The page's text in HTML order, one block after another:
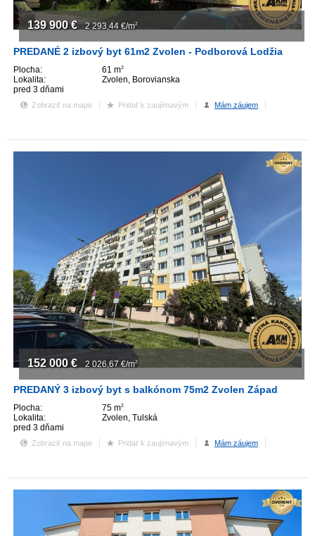
PREDANÉ 2 izbový byt 61m2 Zvolen - Podborová Lodžia
Plocha: 61 m2
Lokalita:
Zvolen, Borovianska
pred 3 dňami
139 900 € 2 293,44 €/m2
Zobraziť na mape Pridať k zaujímavým Mám záujem
PREDANÝ 3 izbový byt s balkónom 75m2 Zvolen Západ
Plocha: 75 m2
Lokalita:
Zvolen, Tulská
pred 3 dňami
152 000 € 2 026,67 €/m2
Zobraziť na mape Pridať k zaujímavým Mám záujem